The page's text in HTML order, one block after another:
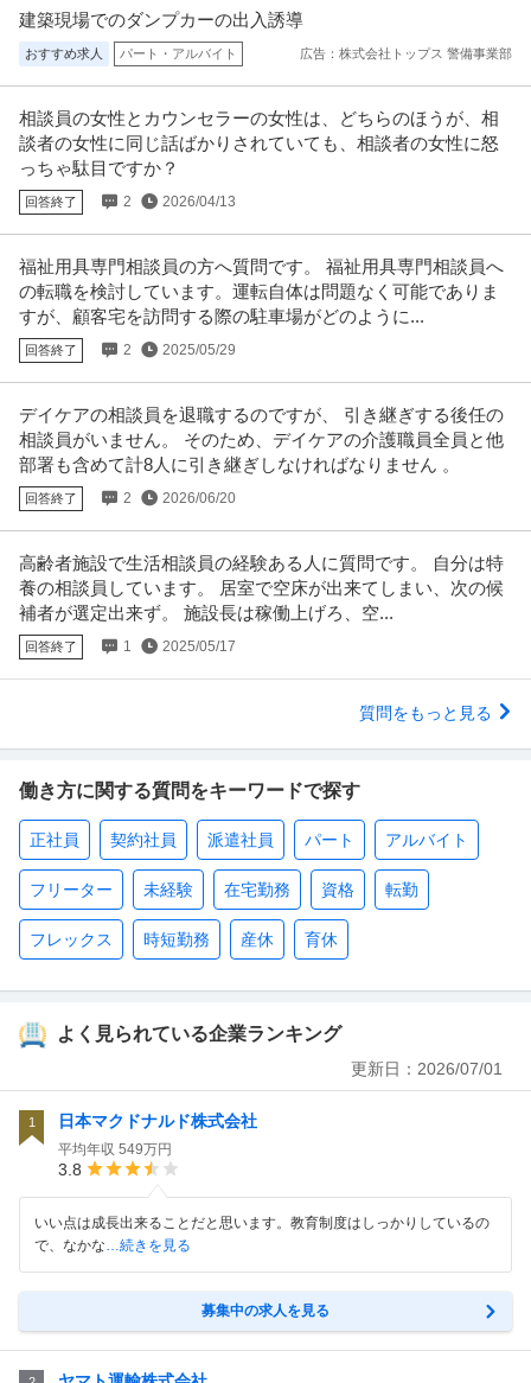
建築現場でのダンプカーの出入誘導
おすすめ求人 パート・アルバイト 広告：株式会社トップス 警備事業部
相談員の女性とカウンセラーの女性は、どちらのほうが、相
談者の女性に同じ話ばかりされていても、相談者の女性に怒
っちゃ駄目ですか？
回答終了 2 2026/04/13
福祉用具専門相談員の方へ質問です。 福祉用具専門相談員へ
の転職を検討しています。運転自体は問題なく可能でありま
すが、顧客宅を訪問する際の駐車場がどのように...
回答終了 2 2025/05/29
デイケアの相談員を退職するのですが、 引き継ぎする後任の
相談員がいません。 そのため、デイケアの介護職員全員と他
部署も含めて計8人に引き継ぎしなければなりません 。
回答終了 2 2026/06/20
高齢者施設で生活相談員の経験ある人に質問です。 自分は特
養の相談員しています。 居室で空床が出来てしまい、次の候
補者が選定出来ず。 施設長は稼働上げろ、空...
回答終了 1 2025/05/17
質問をもっと見る
働き方に関する質問をキーワードで探す
正社員 契約社員 派遣社員 パート アルバイト
フリーター 未経験 在宅勤務 資格 転勤
フレックス 時短勤務 産休 育休
よく見られている企業ランキング
更新日： 2026/07/01
1 日本マクドナルド株式会社
平均年収 549万円
3.8
いい点は成長出来ることだと思います。教育制度はしっかりしているの
で、なかな…続きを見る
募集中の求人を見る